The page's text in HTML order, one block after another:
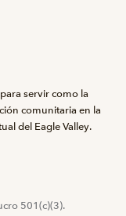
servir como la
comunitaria en la
del Eagle Valley.
501(c)(3).